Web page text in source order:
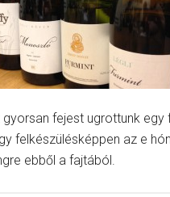
fejest ugrottunk egy
felkészülésképpen az e
ebből a fajtából.